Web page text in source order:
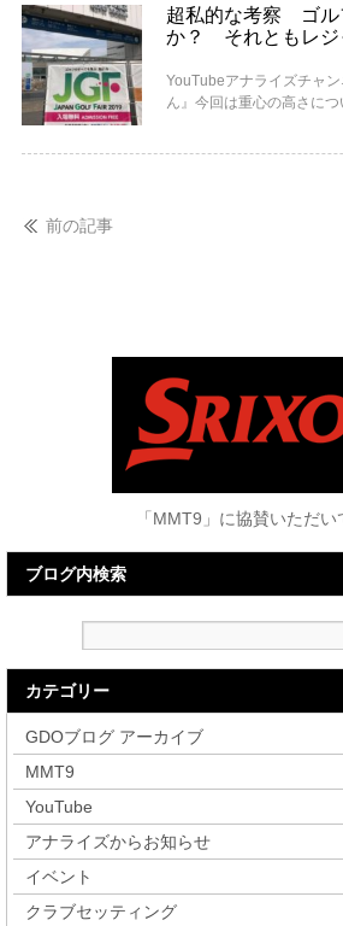
超私的な考察 ゴル
か？ それともレジ
YouTubeアナライズチャ
ん』今回は重心の高さに
前の記事
「MMT9」に協賛いただい
ブログ内検索
カテゴリー
GDOブログ アーカイブ
MMT9
YouTube
アナライズからお知らせ
イベント
クラブセッティング